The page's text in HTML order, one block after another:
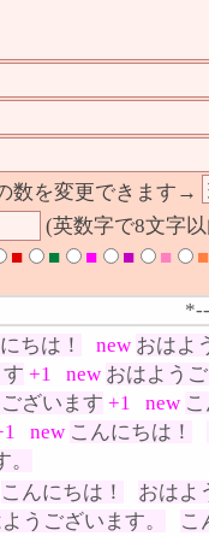
数を変更できます→
(英数字で8文字
■ ■ ■ ■ ■ ■
ちは！ new おはよ
+1 new おはよう
ざいます +1 new
new こんにちは！
こんにちは！
おはよ
うございます。
こ